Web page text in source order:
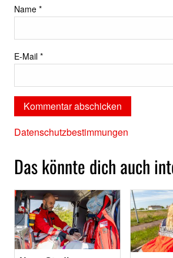
Name *
E-Mail *
Datenschutzbestimmungen
Das könnte dich auch